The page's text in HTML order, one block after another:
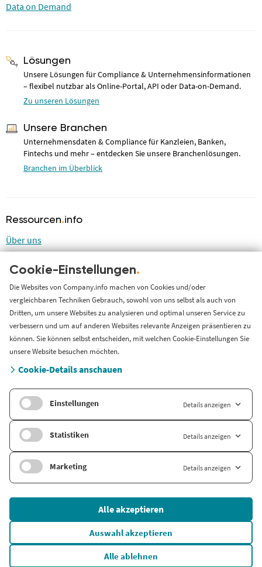
Data on Demand
Lösungen
Unsere Lösungen für Compliance & Unternehmensinformationen
– flexibel nutzbar als Online-Portal, API oder Data-on-Demand.
Zu unseren Lösungen
Unsere Branchen
Unternehmensdaten & Compliance für Kanzleien, Banken,
Fintechs und mehr – entdecken Sie unsere Branchenlösungen.
Branchen im Überblick
Ressourcen.info
Über uns
LinkedIn
LinkedIn Newsletter
Cases
Support
Länderversion
Company.info Nederland
© 2026 Company Info
AGB
Impressum
Cookie-Einstellungen.
Die Websites von Company.info machen von Cookies und/oder
vergleichbaren Techniken Gebrauch, sowohl von uns selbst als auch von
Dritten, um unsere Websites zu analysieren und optimal unseren Service zu
verbessern und um auf anderen Websites relevante Anzeigen präsentieren zu
können. Sie können selbst entscheiden, mit welchen Cookie-Einstellungen Sie
unsere Website besuchen möchten.
Cookie-Details anschauen
Einstellungen Details anzeigen
Statistiken Details anzeigen
Marketing Details anzeigen
Alle akzeptieren
Auswahl akzeptieren
Alle ablehnen